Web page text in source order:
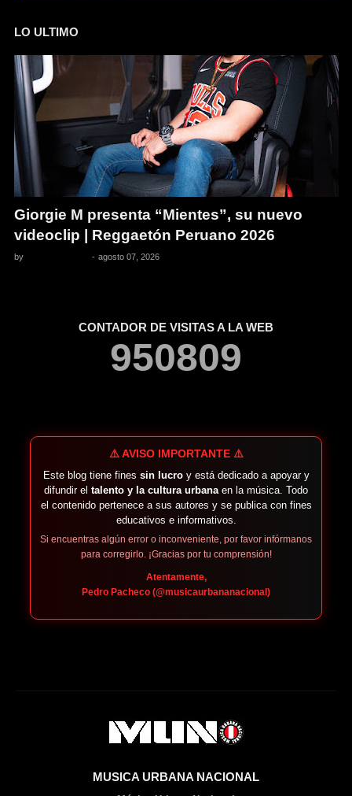
LO ULTIMO
Giorgie M presenta “Mientes”, su nuevo
videoclip | Reggaetón Peruano 2026
by - agosto 07, 2026
CONTADOR DE VISITAS A LA WEB
950809
⚠️ AVISO IMPORTANTE ⚠️
Este blog tiene fines sin lucroy está dedicado a apoyar y
difundir el talento y la cultura urbanaen la música. Todo
el contenido pertenece a sus autores y se publica con fines
educativos e informativos.
Si encuentras algún error o inconveniente, por favor infórmanos
para corregirlo. ¡Gracias por tu comprensión!
Atentamente,
Pedro Pacheco (@musicaurbananacional)
MUSICA URBANA NACIONAL